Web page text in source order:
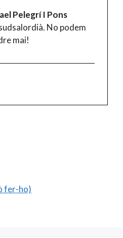
Pelegrí I Pons
No podem
mai!
fer-ho)